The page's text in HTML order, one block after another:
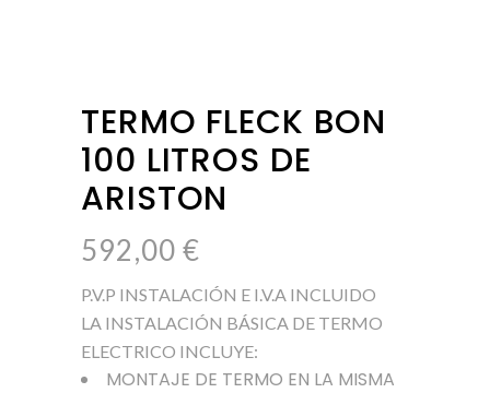
TERMO FLECK BON
100 LITROS DE
ARISTON
592,00€
P.V.P INSTALACIÓN E I.V.A INCLUIDO
LA INSTALACIÓN BÁSICA DE TERMO
ELECTRICO INCLUYE:
MONTAJE DE TERMO EN LA MISMA